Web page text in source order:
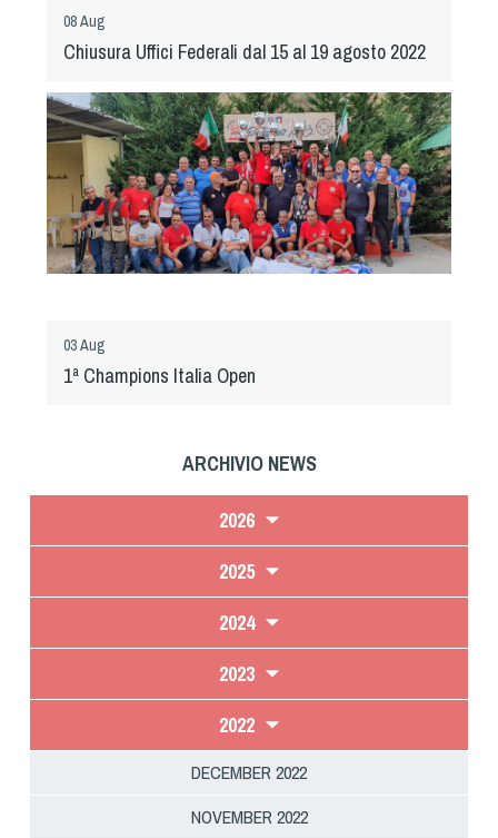
08 Aug
Chiusura Uffici Federali dal 15 al 19 agosto 2022
03 Aug
1ª Champions Italia Open
ARCHIVIO NEWS
2026
2025
2024
2023
2022
DECEMBER 2022
NOVEMBER 2022